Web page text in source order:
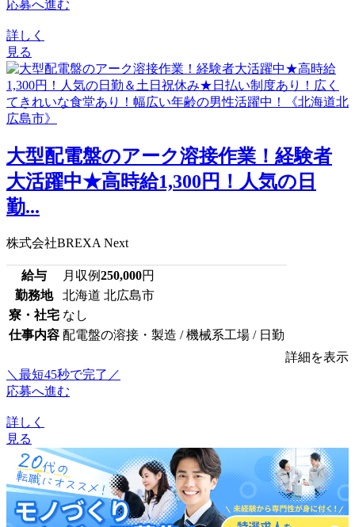
応募へ進む
詳しく
見る
大型配電盤のアーク溶接作業！経験者
大活躍中★高時給1,300円！人気の日
勤...
株式会社BREXA Next
給与 月収例250,000円
勤務地
北海道 北広島市
寮・社宅 なし
仕事内容 配電盤の溶接・製造 / 機械系工場 / 日勤
詳細を表示
＼最短45秒で完了／
応募へ進む
詳しく
見る